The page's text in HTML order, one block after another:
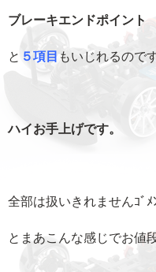
ブレーキエンドポイント
と ５項目もいじれるので
ハイお手上げです。
全部は扱いきれませんｺﾞﾒﾝ
とまあこんな感じでお値